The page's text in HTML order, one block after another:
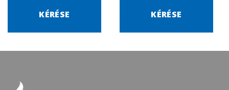
KÉRÉSE
KÉRÉSE